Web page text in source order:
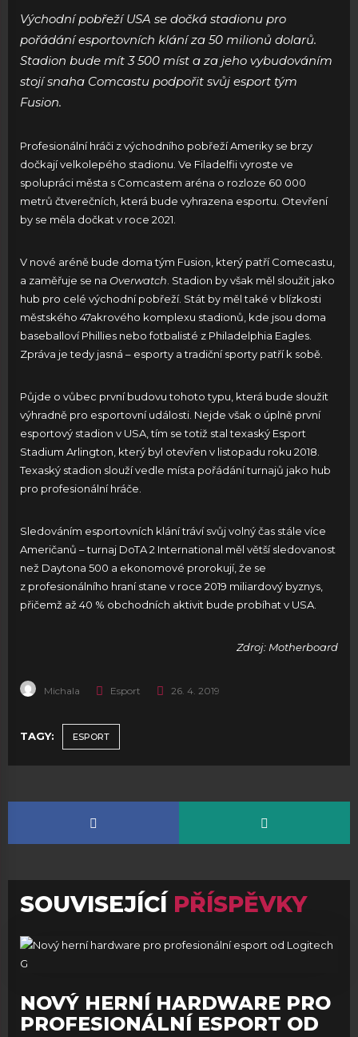
Východní pobřeží USA se dočká stadionu pro
pořádání esportovních klání za 50 milionů dolarů.
Stadion bude mít 3 500 míst a za jeho vybudováním
stojí snaha Comcastu podpořit svůj esport tým
Fusion.
Profesionální hráči z východního pobřeží Ameriky se brzy
dočkají velkolepého stadionu. Ve Filadelfii vyroste ve
spolupráci města s Comcastem aréna o rozloze 60 000
metrů čtverečních, která bude vyhrazena esportu. Otevření
by se měla dočkat v roce 2021.
V nové aréně bude doma tým Fusion, který patří Comecastu,
a zaměřuje se na Overwatch . Stadion by však měl sloužit jako
hub pro celé východní pobřeží. Stát by měl také v blízkosti
městského 47akrového komplexu stadionů, kde jsou doma
baseballoví Phillies nebo fotbalisté z Philadelphia Eagles.
Zpráva je tedy jasná – esporty a tradiční sporty patří k sobě.
Půjde o vůbec první budovu tohoto typu, která bude sloužit
výhradně pro esportovní události. Nejde však o úplně první
esportový stadion v USA, tím se totiž stal texaský Esport
Stadium Arlington, který byl otevřen v listopadu roku 2018.
Texaský stadion slouží vedle místa pořádání turnajů jako hub
pro profesionální hráče.
Sledováním esportovních klání tráví svůj volný čas stále více
Američanů – turnaj DoTA 2 International měl větší sledovanost
než Daytona 500 a ekonomové prorokují, že se
z profesionálního hraní stane v roce 2019 miliardový byznys,
přičemž až 40 % obchodních aktivit bude probíhat v USA.
Zdroj: Motherboard
Michala Esport 26. 4. 2019
TAGY: ESPORT
SOUVISEJÍCÍ PŘÍSPĚVKY
NOVÝ HERNÍ HARDWARE PRO
PROFESIONÁLNÍ ESPORT OD